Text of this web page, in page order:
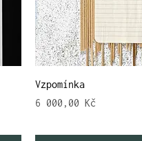
Vzpomínka
Cena
6 000,00 Kč